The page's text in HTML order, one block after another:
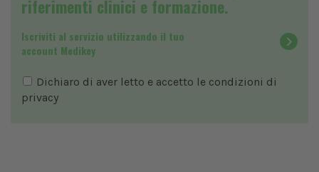
riferimenti clinici e formazione.
Iscriviti al servizio utilizzando il tuo
account Medikey
Dichiaro di aver letto e accetto le condizioni di
privacy